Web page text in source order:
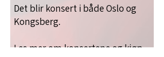
Det blir konsert i både Oslo og
Kongsberg.
Les mer om konsertene og kjøp